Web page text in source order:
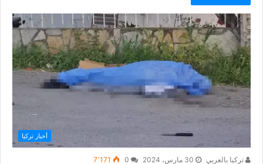
أخبار تركيا
تركيا بالعربي 30 مارس، 2024 7٬171